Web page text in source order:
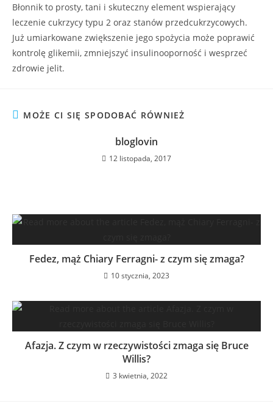
Błonnik to prosty, tani i skuteczny element wspierający
leczenie cukrzycy typu 2 oraz stanów przedcukrzycowych.
Już umiarkowane zwiększenie jego spożycia może poprawić
kontrolę glikemii, zmniejszyć insulinooporność i wesprzeć
zdrowie jelit.
MOŻE CI SIĘ SPODOBAĆ RÓWNIEŻ
bloglovin
12 listopada, 2017
Fedez, mąż Chiary Ferragni- z czym się zmaga?
10 stycznia, 2023
Afazja. Z czym w rzeczywistości zmaga się Bruce
Willis?
3 kwietnia, 2022